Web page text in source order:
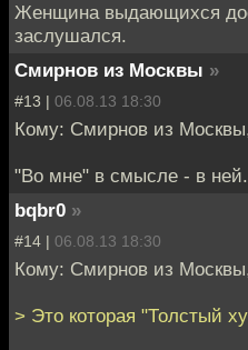
Женщина выдающихся
заслушался.
Смирнов из Москвы »
#13 | 06.08.13 18:30
Кому: Смирнов из
"Во мне" в смысле - в ней.
bqbr0 »
#14 | 06.08.13 18:30
Кому: Смирнов из
> Это которая "Толстый